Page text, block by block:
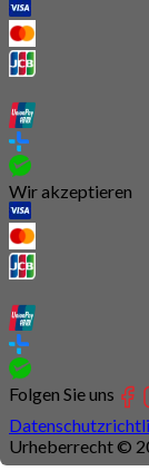
Wir akzeptieren
Folgen Sie uns
Urheberrecht ©
Connection